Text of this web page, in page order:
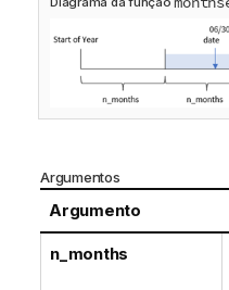
Argumentos
Argumento
n_months